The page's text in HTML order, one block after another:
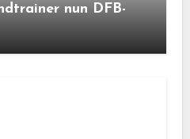
nun DFB-